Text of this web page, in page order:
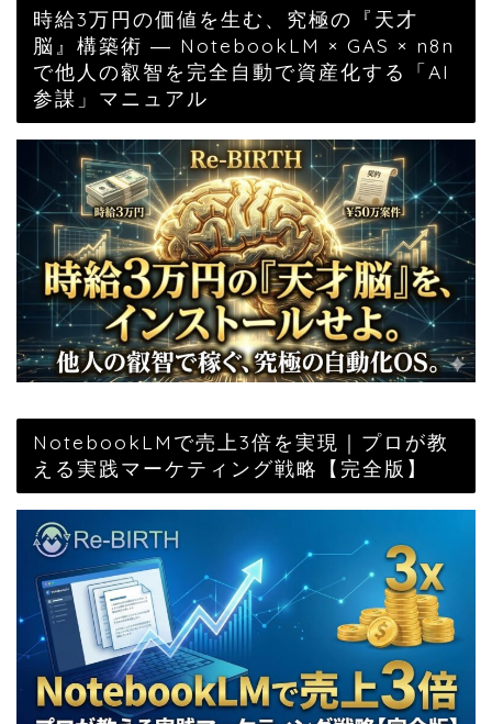
時給3万円の価値を生む、究極の『天才
脳』構築術 ― NotebookLM × GAS × n8n
で他人の叡智を完全自動で資産化する「AI
参謀」マニュアル
NotebookLMで売上3倍を実現｜プロが教
える実践マーケティング戦略【完全版】